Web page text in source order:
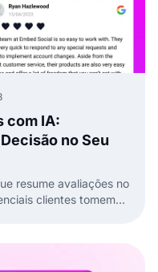
com IA:
no Seu
resume avaliações no
clientes tomem